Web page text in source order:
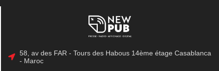
58, av des FAR - Tours des Habous 14ème étage Casablanca
- Maroc